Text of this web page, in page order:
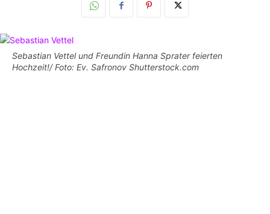
Sebastian Vettel und Freundin Hanna Sprater feierten
Hochzeit!/ Foto: Ev. Safronov Shutterstock.com